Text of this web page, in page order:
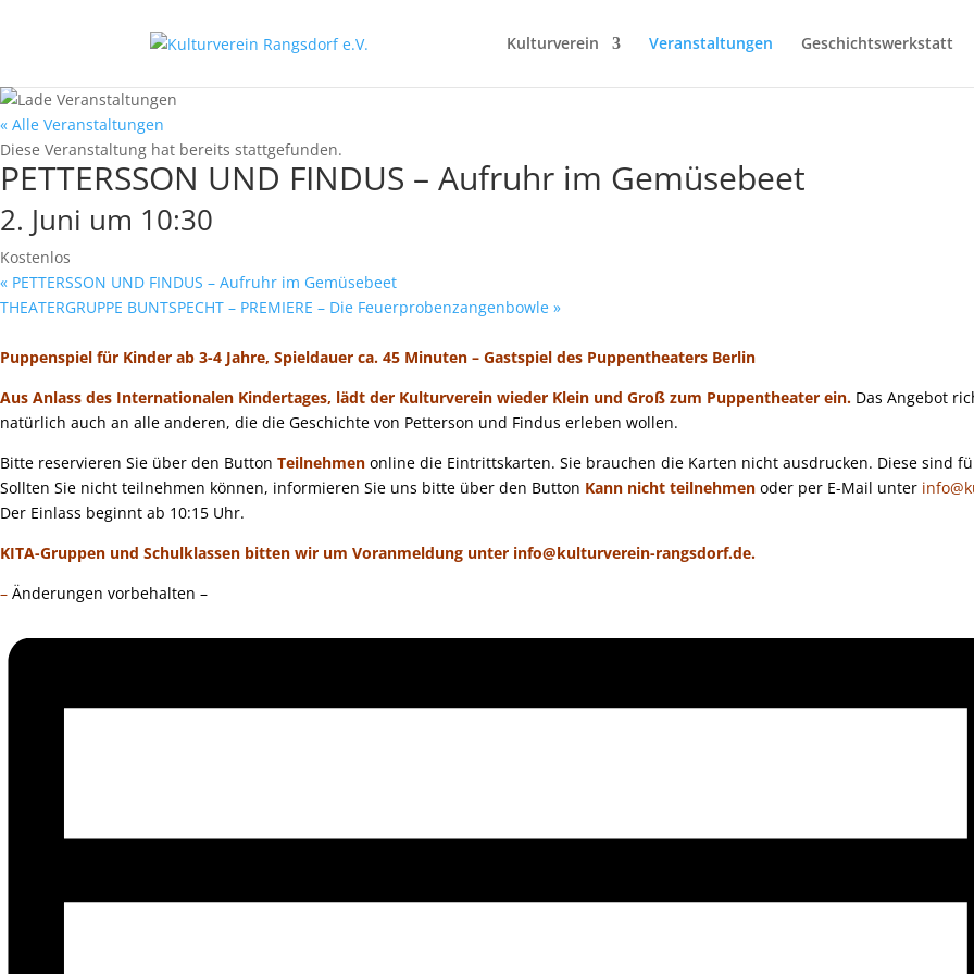
Kulturverein Veranstaltungen Geschichtswerkstatt
« Alle Veranstaltungen
Diese Veranstaltung hat bereits stattgefunden.
PETTERSSON UND FINDUS – Aufruhr im Gemüsebeet
2. Juni um 10:30
Kostenlos
« PETTERSSON UND FINDUS – Aufruhr im Gemüsebeet
THEATERGRUPPE BUNTSPECHT – PREMIERE – Die Feuerprobenzangenbowle »
Puppenspiel für Kinder ab 3-4 Jahre, Spieldauer ca. 45 Minuten – Gastspiel des Puppentheaters Berlin
Aus Anlass des Internationalen Kindertages, lädt der Kulturverein wieder Klein und Groß zum Puppentheater ein. Das Angebot
natürlich auch an alle anderen, die die Geschichte von Petterson und Findus erleben wollen.
Bitte reservieren Sie über den Button Teilnehmen online die Eintrittskarten. Sie brauchen die Karten nicht ausdrucken. Diese sind
Sollten Sie nicht teilnehmen können, informieren Sie uns bitte über den Button Kann nicht teilnehmen oder per E-Mail unter i
Der Einlass beginnt ab 10:15 Uhr.
KITA-Gruppen und Schulklassen bitten wir um Voranmeldung unter info@kulturverein-rangsdorf.de.
– Änderungen vorbehalten –